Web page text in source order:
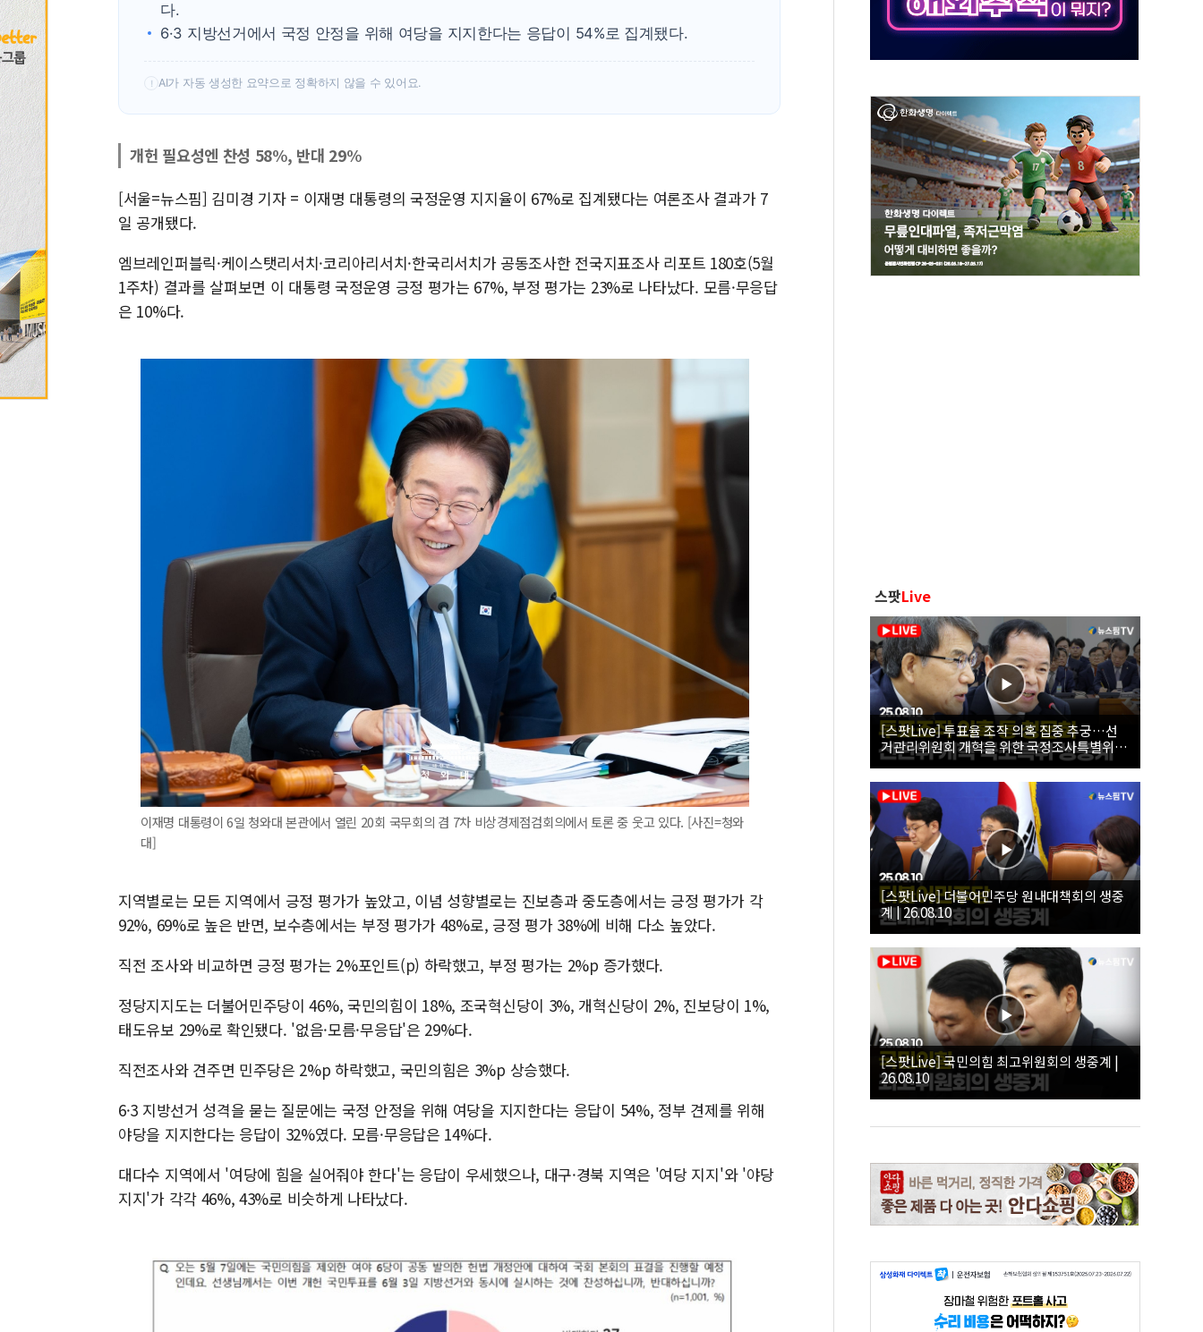
다.
6·3 지방선거에서 국정 안정을 위해 여당을 지지한다는 응답이 54%로 집계됐다.
! AI가 자동 생성한 요약으로 정확하지 않을 수 있어요.
개헌 필요성엔 찬성 58%, 반대 29%
[서울=뉴스핌] 김미경 기자 = 이재명 대통령의 국정운영 지지율이 67%로 집계됐다는 여론조사 결과가 7
일 공개됐다.
엠브레인퍼블릭·케이스탯리서치·코리아리서치·한국리서치가 공동조사한 전국지표조사 리포트 180호(5월
1주차) 결과를 살펴보면 이 대통령 국정운영 긍정 평가는 67%, 부정 평가는 23%로 나타났다. 모름·무응답
은 10%다.
이재명 대통령이 6일 청와대 본관에서 열린 20회 국무회의 겸 7차 비상경제점검회의에서 토론 중 웃고 있다. [사진=청와
대]
지역별로는 모든 지역에서 긍정 평가가 높았고, 이념 성향별로는 진보층과 중도층에서는 긍정 평가가 각
92%, 69%로 높은 반면, 보수층에서는 부정 평가가 48%로, 긍정 평가 38%에 비해 다소 높았다.
직전 조사와 비교하면 긍정 평가는 2%포인트(p) 하락했고, 부정 평가는 2%p 증가했다.
정당지지도는 더불어민주당이 46%, 국민의힘이 18%, 조국혁신당이 3%, 개혁신당이 2%, 진보당이 1%,
태도유보 29%로 확인됐다. '없음·모름·무응답'은 29%다.
직전조사와 견주면 민주당은 2%p 하락했고, 국민의힘은 3%p 상승했다.
6·3 지방선거 성격을 묻는 질문에는 국정 안정을 위해 여당을 지지한다는 응답이 54%, 정부 견제를 위해
야당을 지지한다는 응답이 32%였다. 모름·무응답은 14%다.
대다수 지역에서 '여당에 힘을 실어줘야 한다'는 응답이 우세했으나, 대구·경북 지역은 '여당 지지'와 '야당
지지'가 각각 46%, 43%로 비슷하게 나타났다.
스팟Live
[스팟Live] 투표율 조작 의혹 집중 추궁…선
거관리위원회 개혁을 위한 국정조사특별위원
회 | 26.08.10
[스팟Live] 더불어민주당 원내대책회의 생중
계 | 26.08.10
[스팟Live] 국민의힘 최고위원회의 생중계 |
26.08.10